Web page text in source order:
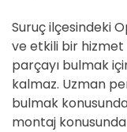
Suruç ilçesindeki
ve etkili bir hizmet
parçayı bulmak
kalmaz. Uzman
bulmak
montaj